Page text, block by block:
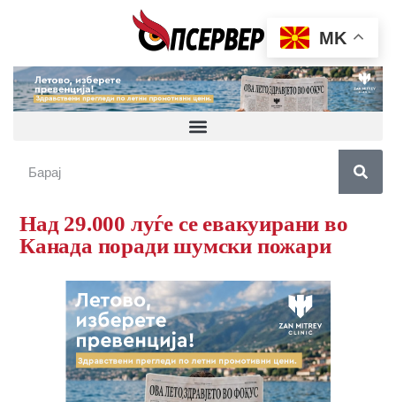
Над 29.000 луѓе се евакуирани во
Канада поради шумски пожари
MK